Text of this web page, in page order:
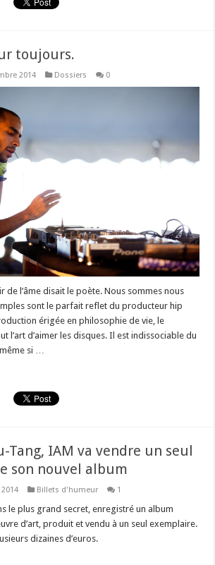
toujours.
2014 Dossiers 0
de l’âme disait le poète. Nous sommes nous
sont le parfait reflet du producteur hip
érigée en philosophie de vie, le
l’art d’aimer les disques. Il est indissociable du
si …
Tang, IAM va vendre un seul
son nouvel album
Billets d'humeur 1
le plus grand secret, enregistré un album
d’art, produit et vendu à un seul exemplaire.
dizaines d’euros.